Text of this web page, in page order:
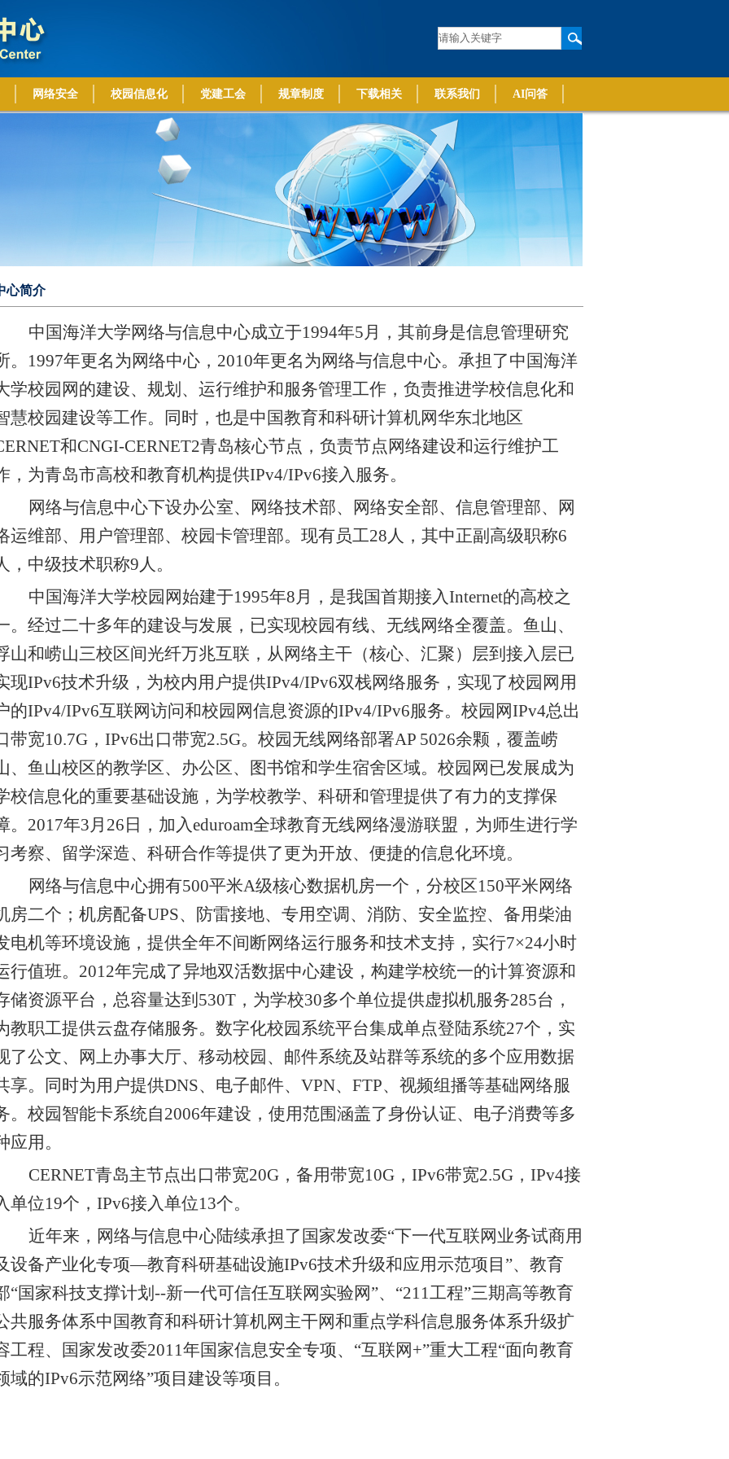
网络安全 校园信息化 党建工会 规章制度 下载相关 联系我们 AI问答
心简介
中国海洋大学网络与信息中心成立于1994年5月，其前身是信息管理研究
。
1997年更名为网络中心， 2010年更名为网络与信息中心。承担了中国海洋
学校园网的建设、规划、运行维护和服务管理工作，负责推进学校信息化和
慧校园建设等工作。同时，也是中国教育和科研计算机网华东北地区
和CNGI-CERNET2青岛核心节点，负责节点网络建设和运行维护工
，为青岛市高校和教育机构提供IPv4/IPv6接入服务。
网络与信息中心下设办公室、网络技术部、网络安全部、信息管理部、网
运维部、用户管理部、校园卡管理部。现有员工28人，其中正副高级职称6
，中级技术职称9人。
中国海洋大学校园网始建于1995年8月，是我国首期接入Internet的高校之
。经过二十多年的建设与发展，已实现校园有线、无线网络全覆盖。鱼山、
山和崂山三校区间光纤万兆互联，从网络主干（核心、汇聚）层到接入层已
现IPv6技术升级，为校内用户提供IPv4/IPv6双栈网络服务，实现了校园网用
的IPv4/IPv6互联网访问和校园网信息资源的IPv4/IPv6服务。校园网IPv4总出
带宽10.7G， IPv6出口带宽2.5G。校园无线网络部署AP 5026余颗，覆盖崂
、鱼山校区的教学区、办公区、图书馆和学生宿舍区域。校园网已发展成为
校信息化的重要基础设施，为学校教学、科研和管理提供了有力的支撑保
。 2017年3月 26 日，加入eduroam全球教育无线网络漫游联盟，为师生进行学
考察、留学深造、科研合作等提供了更为开放、便捷的信息化环境。
网络与信息中心拥有500平米A级核心数据机房一个，分校区150平米网络
房二个；机房配备UPS、防雷接地、专用空调、消防、安全监控、备用柴油
电机等环境设施，提供全年不间断网络运行服务和技术支持，实行7×24小时
行值班。 2012年完成了异地双活数据中心建设，构建学校统一的计算资源和
储资源平台，总容量达到 530T，为学校30多个单位提供虚拟机服务285台，
教职工提供云盘存储服务。数字化校园系统平台集成单点登陆系统27个，实
了公文、网上办事大厅、移动校园、邮件系统及站群等系统的多个应用数据
享。同时为用户提供DNS、电子邮件、 VPN、 FTP、视频组播等基础网络服
。校园智能卡系统自2006年建设，使用范围涵盖了身份认证、电子消费等多
应用。
CERNET青岛主节点出口带宽20G，备用带宽10G， IPv6带宽2.5G， IPv4接
单位19个， IPv6接入单位13个。
近年来，网络与信息中心陆续承担了国家发改委“下一代互联网业务试商用
设备产业化专项—教育科研基础设施IPv6技术升级和应用示范项目”、教育
“国家科技支撑计划 --新一代可信任互联网实验网”、“211工程”三期高等教育
共服务体系中国教育和科研计算机网主干网和重点学科信息服务体系升级扩
工程、国家发改委2011年国家信息安全专项、“互联网+”重大工程“面向教育
域的IPv6示范网络”项目建设等项目。